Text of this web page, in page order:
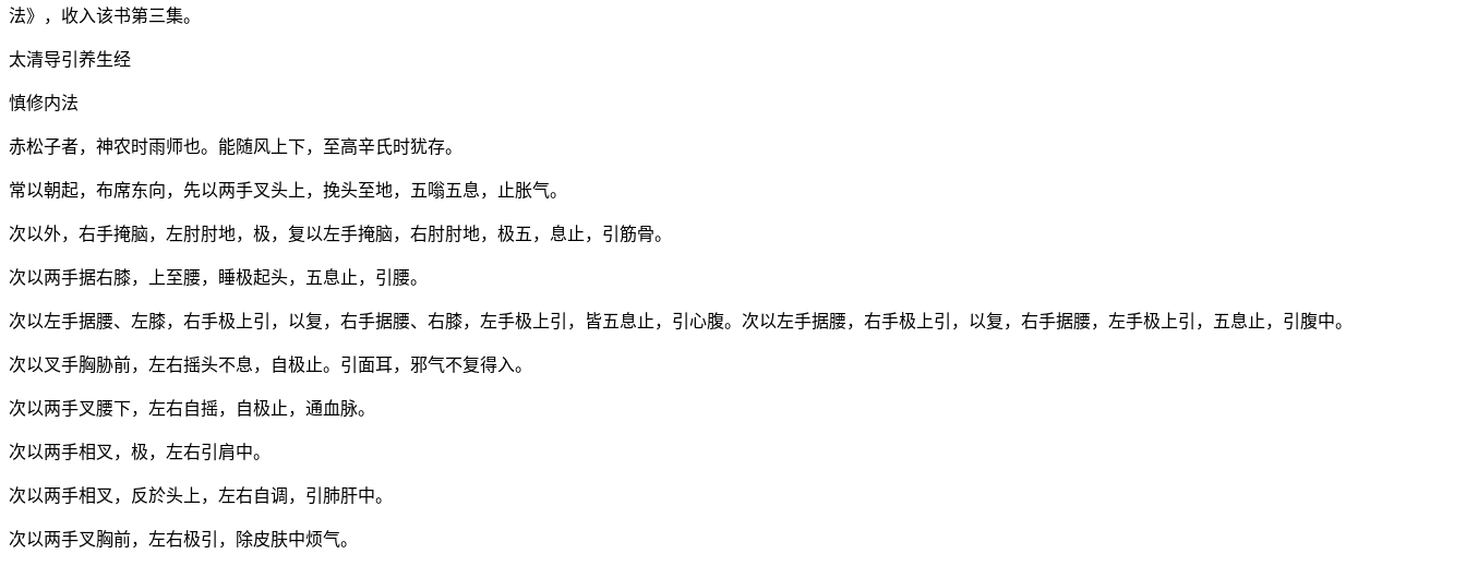
法》，收入该书第三集。
太清导引养生经
慎修内法
赤松子者，神农时雨师也。能随风上下，至高辛氏时犹存。
常以朝起，布席东向，先以两手叉头上，挽头至地，五嗡五息，止胀气。
次以外，右手掩脑，左肘肘地，极，复以左手掩脑，右肘肘地，极五，息止，引筋骨。
次以两手据右膝，上至腰，睡极起头，五息止，引腰。
次以左手据腰、左膝，右手极上引，以复，右手据腰、右膝，左手极上引，皆五息止，引心腹。次以左手据腰，右手极上引，以复，右手据腰，左手极上引，五息止，引腹中。
次以叉手胸胁前，左右摇头不息，自极止。引面耳，邪气不复得入。
次以两手叉腰下，左右自摇，自极止，通血脉。
次以两手相叉，极，左右引肩中。
次以两手相叉，反於头上，左右自调，引肺肝中。
次以两手叉胸前，左右极引，除皮肤中烦气。